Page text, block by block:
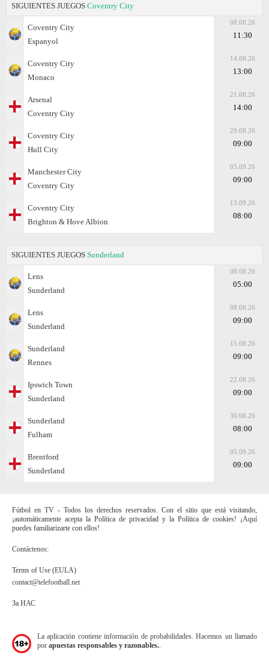
SIGUIENTES JUEGOS Coventry City
Coventry City
Espanyol
08.08.26
11:30
Coventry City
Monaco
14.08.26
13:00
Arsenal
Coventry City
21.08.26
14:00
Coventry City
Hull City
29.08.26
09:00
Manchester City
Coventry City
05.09.26
09:00
Coventry City
Brighton & Hove Albion
13.09.26
08:00
SIGUIENTES JUEGOS Sunderland
Lens
Sunderland
08.08.26
05:00
Lens
Sunderland
08.08.26
09:00
Sunderland
Rennes
15.08.26
09:00
Ipswich Town
Sunderland
22.08.26
09:00
Sunderland
Fulham
30.08.26
08:00
Brentford
Sunderland
05.09.26
09:00
Fútbol en TV - Todos los derechos reservados. Con el sitio que está visitando,
¡automáticamente acepta la Política de privacidad y la Política de cookies! ¡Aquí
puedes familiarizarte con ellos!
Contáctenos:
Terms of Use (EULA)
contact@telefootball.net
За НАС
La aplicación contiene información de probabilidades. Hacemos un llamado
por apuestas responsables y razonables.